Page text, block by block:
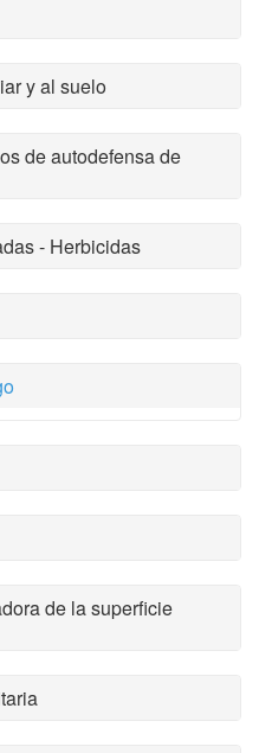
y al suelo
de autodefensa de
- Herbicidas
de la superficie